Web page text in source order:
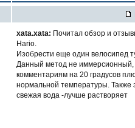
xata.xata: Почитал обзор и
Hario.
Изобрести еще один велосипед
Данный метод не иммерсионный,
комментариям на 20 градусов
нормальной температуры. Также
свежая вода -лучше растворяет